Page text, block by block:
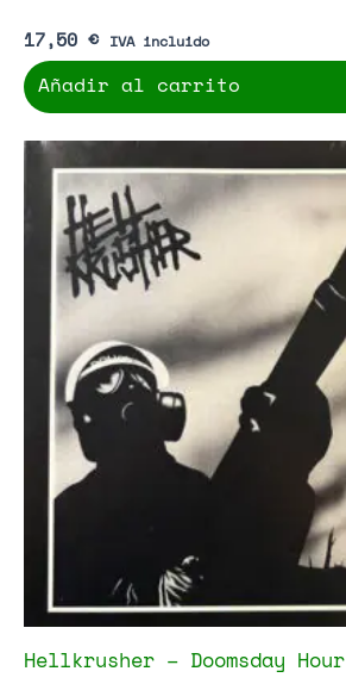
17,50 € IVA incluido
Añadir al carrito
Hellkrusher – Doomsday Hour